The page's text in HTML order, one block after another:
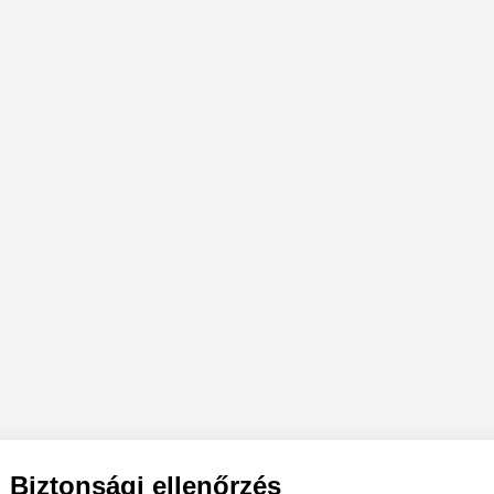
Biztonsági ellenőrzés